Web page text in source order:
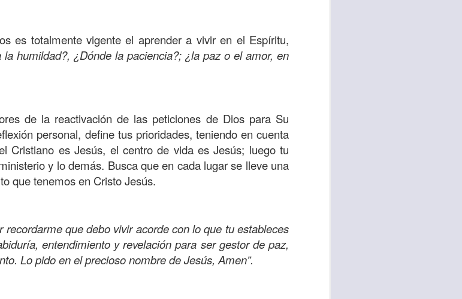
es totalmente vigente el aprender a vivir en el Espíritu,
la humildad?, ¿Dónde la paciencia?; ¿la paz o el amor, en
de la reactivación de las peticiones de Dios para Su
personal, define tus prioridades, teniendo en cuenta
Cristiano es Jesús, el centro de vida es Jesús; luego tu
y lo demás. Busca que en cada lugar se lleve una
que tenemos en Cristo Jesús.
recordarme que debo vivir acorde con lo que tu estableces
entendimiento y revelación para ser gestor de paz,
Lo pido en el precioso nombre de Jesús, Amen”.
me comprometo a amar sin condiciones; lo declaro en el
Yesterday por Buen Dia Todos Los Dias
Royal Palm Blvd, Coral Springs, FL 33065, USA
ESPÍRITU SANTO iglesia IGLESIA VIDA iglesia vida worship center
pastor pastor quintero vida VIDA WORSHIP CENTER
0 Añadir un comentario